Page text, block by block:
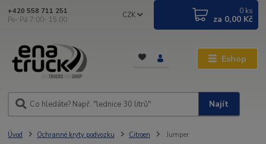
Eshop
CZK
Najít
+420 558 711 251
Po- Pá 7:00- 15:00
0 ks
za 0,00 Kč
Úvod Ochranné kryty podvozku Citroen Jumper